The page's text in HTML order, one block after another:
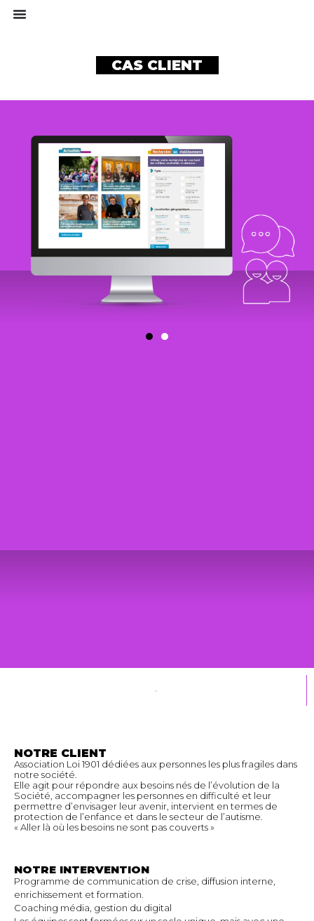
CAS CLIENT
NOTRE CLIENT
Association Loi 1901 dédiées aux personnes les plus fragiles dans
notre société.
Elle agit pour répondre aux besoins nés de l’évolution de la
Société, accompagner les personnes en difficulté et leur
permettre d’envisager leur avenir, intervient en termes de
protection de l’enfance et dans le secteur de l’autisme.
« Aller là où les besoins ne sont pas couverts »
NOTRE INTERVENTION
Programme de communication de crise, diffusion interne,
enrichissement et formation.
Coaching média, gestion du digital